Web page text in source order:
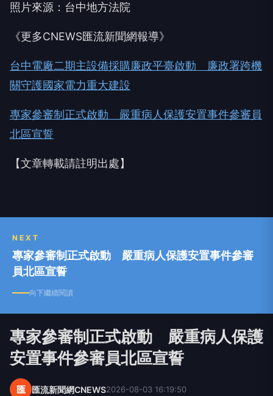
照片來源：台中地方法院
《更多CNEWS匯流新聞網報導》
台中電廠二期主設備採購廉政平臺啟動 廉政署跨機
關守護國家電力重大建設
專家參審制正式啟動 嚴重病人保護安置事件參審員
北區宣誓
【文章轉載請註明出處】
NEXT
專家參審制正式啟動 嚴重病人保護安置事件參審
員北區宣誓
向下繼續閱讀
專家參審制正式啟動 嚴重病人保護
安置事件參審員北區宣誓
匯 匯流新聞網CNEWS2026-08-03 16:19:50